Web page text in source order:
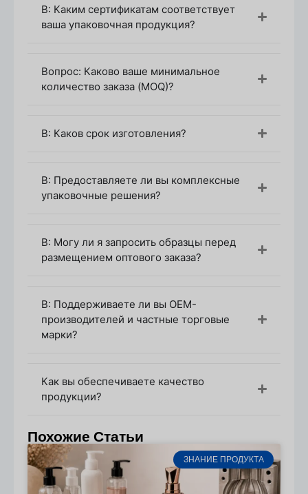
В: Каким сертификатам соответствует
ваша упаковочная продукция?
Вопрос: Каково ваше минимальное
количество заказа (MOQ)?
В: Каков срок изготовления?
В: Предоставляете ли вы комплексные
упаковочные решения?
В: Могу ли я запросить образцы перед
размещением оптового заказа?
В: Поддерживаете ли вы OEM-
производителей и частные торговые
марки?
Как вы обеспечиваете качество
продукции?
Похожие Статьи
ЗНАНИЕ ПРОДУКТА